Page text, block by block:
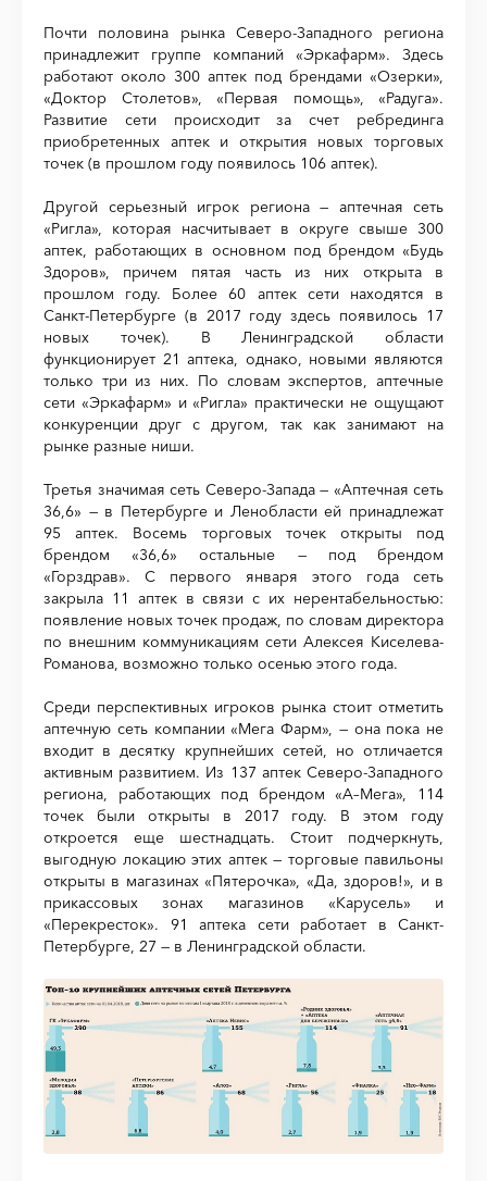
Почти половина рынка Северо-Западного региона
принадлежит группе компаний «Эркафарм». Здесь
работают около 300 аптек под брендами «Озерки»,
«Доктор Столетов», «Первая помощь», «Радуга».
Развитие сети происходит за счет ребрединга
приобретенных аптек и открытия новых торговых
точек (в прошлом году появилось 106 аптек).
Другой серьезный игрок региона — аптечная сеть
«Ригла», которая насчитывает в округе свыше 300
аптек, работающих в основном под брендом «Будь
Здоров», причем пятая часть из них открыта в
прошлом году. Более 60 аптек сети находятся в
Санкт-Петербурге (в 2017 году здесь появилось 17
новых точек). В Ленинградской области
функционирует 21 аптека, однако, новыми являются
только три из них. По словам экспертов, аптечные
сети «Эркафарм» и «Ригла» практически не ощущают
конкуренции друг с другом, так как занимают на
рынке разные ниши.
Третья значимая сеть Северо-Запада — «Аптечная сеть
36,6» — в Петербурге и Ленобласти ей принадлежат
95 аптек. Восемь торговых точек открыты под
брендом «36,6» остальные — под брендом
«Горздрав». С первого января этого года сеть
закрыла 11 аптек в связи с их нерентабельностью:
появление новых точек продаж, по словам директора
по внешним коммуникациям сети Алексея Киселева-
Романова, возможно только осенью этого года.
Среди перспективных игроков рынка стоит отметить
аптечную сеть компании «Мега Фарм», — она пока не
входит в десятку крупнейших сетей, но отличается
активным развитием. Из 137 аптек Северо-Западного
региона, работающих под брендом «А–Мега», 114
точек были открыты в 2017 году. В этом году
откроется еще шестнадцать. Стоит подчеркнуть,
выгодную локацию этих аптек — торговые павильоны
открыты в магазинах «Пятерочка», «Да, здоров!», и в
прикассовых зонах магазинов «Карусель» и
«Перекресток». 91 аптека сети работает в Санкт-
Петербурге, 27 — в Ленинградской области.